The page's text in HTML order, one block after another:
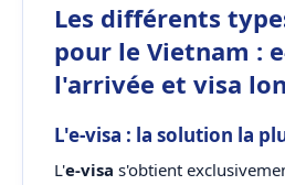
Les différents
pour le Vietnam :
l'arrivée et visa
L'e-visa : la solution la
L'e-visa s'obtient